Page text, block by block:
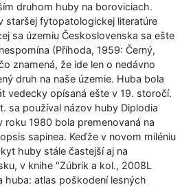
druhom huby na boroviciach.
staršej fytopatologickej literatúre
sa územiu Československa sa ešte
(Příhoda, 1959: Černý,
znamená, že ide len o nedávno
druh na naše územie. Huba bola
vedecky opísaná ešte v 19. storočí.
sa používal názov huby Diplodia
roku 1980 bola premenovaná na
sapinea. Keďže v novom miléniu
huby stále častejší aj na
v knihe "Zúbrik a kol., 2008L
huba: atlas poškodení lesných